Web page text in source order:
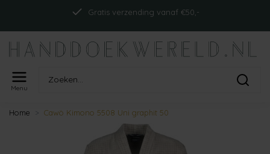
Gratis verzending vanaf €50,-
Menu
Home Cawö Kimono 5508 Uni graphit 50